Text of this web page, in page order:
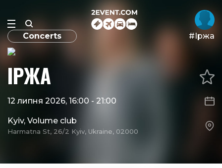
Concerts #Іржа
ІРЖА
12 липня 2026, 16:00 - 21:00
Kyiv, Volume club
Harmatna St, 26/2 Kyiv, Ukraine, 02000